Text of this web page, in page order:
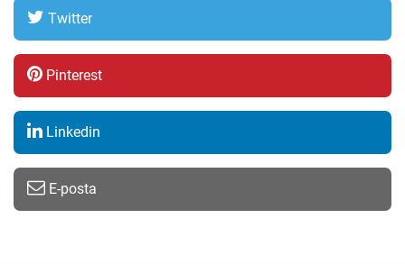
Twitter
Pinterest
Linkedin
E-posta